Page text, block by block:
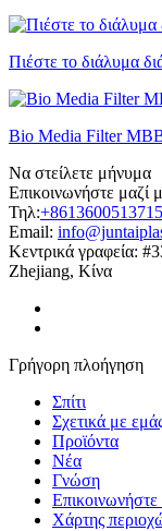
Πιέστε το διάλυμα
Bio Media Filter
Να στείλετε μήνυμα
Επικοινωνήστε μαζί
Τηλ:+8613600513715
Email:
Κεντρικά γραφεία:
Zhejiang, Κίνα
Γρήγορη πλοήγηση
Σπίτι
Σχετικά με
Προϊόντα
Νέα
Γνώση
Επικοινωνήστε
Χάρτης